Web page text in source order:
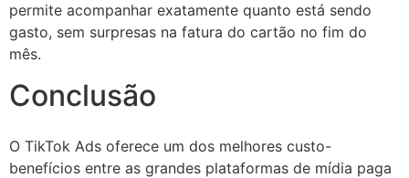
permite acompanhar exatamente quanto está sendo
gasto, sem surpresas na fatura do cartão no fim do
mês.
Conclusão
O TikTok Ads oferece um dos melhores custo-
benefícios entre as grandes plataformas de mídia paga